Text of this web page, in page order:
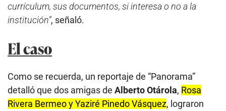
currículum, sus documentos, si interesa o no a la
institución”, señaló.
El caso
Como se recuerda, un reportaje de “Panorama”
detalló que dos amigas de Alberto Otárola, Rosa
Rivera Bermeo y Yaziré Pinedo Vásquez, lograron